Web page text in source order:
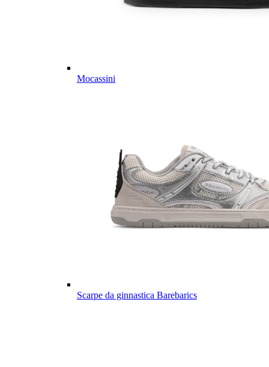
Mocassini
Scarpe da ginnastica Barebarics